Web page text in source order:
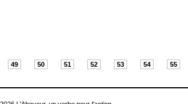
49 50 51 52 53 54 55